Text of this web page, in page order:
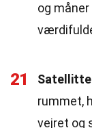
og
21
rummet,
vejret og